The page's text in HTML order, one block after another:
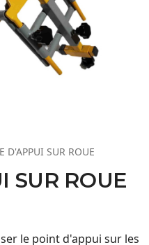
D'APPUI SUR ROUE
SUR ROUE
le point d'appui sur les